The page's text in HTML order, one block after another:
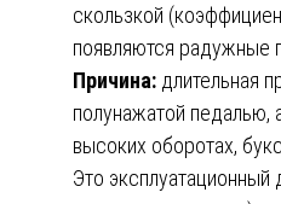
скользкой
появляются радужные
Причина: длительная
полунажатой педалью,
высоких оборотах,
Это эксплуатационный